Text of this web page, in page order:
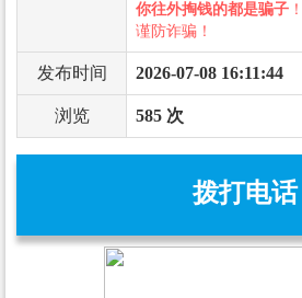
你往外掏钱的都是骗子
谨防诈骗！
发布时间 2026-07-08 16:11:44
浏览 585 次
拨打电话